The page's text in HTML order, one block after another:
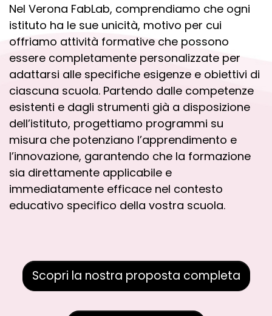
Nel Verona FabLab, comprendiamo che ogni
istituto ha le sue unicità, motivo per cui
offriamo attività formative che possono
essere completamente personalizzate per
adattarsi alle specifiche esigenze e obiettivi di
ciascuna scuola. Partendo dalle competenze
esistenti e dagli strumenti già a disposizione
dell’istituto, progettiamo programmi su
misura che potenziano l’apprendimento e
l’innovazione, garantendo che la formazione
sia direttamente applicabile e
immediatamente efficace nel contesto
educativo specifico della vostra scuola.
Scopri la nostra proposta completa